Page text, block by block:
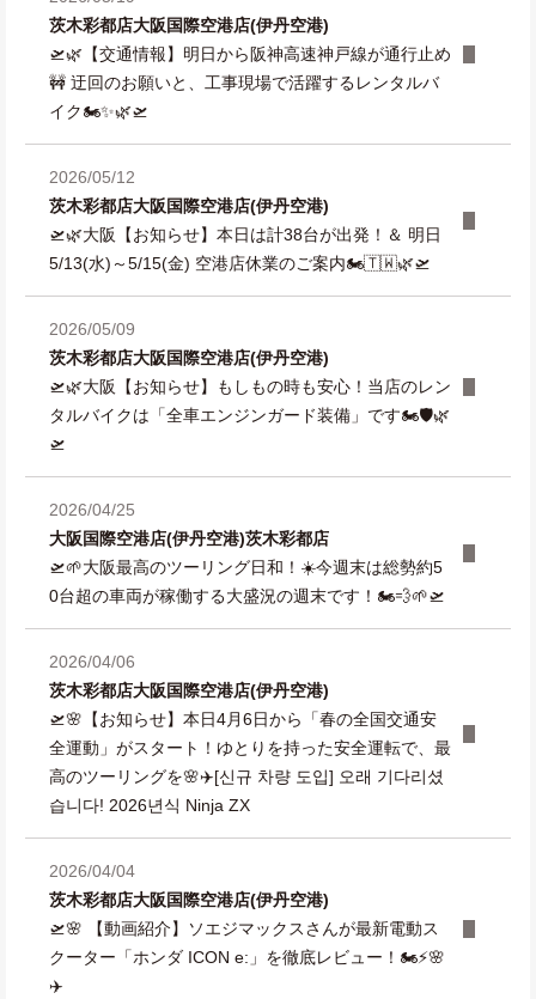
茨木彩都店大阪国際空港店(伊丹空港)
🛫🌿【交通情報】明日から阪神高速神戸線が通行止め
🚧 迂回のお願いと、工事現場で活躍するレンタルバ
イク🏍️✨🌿🛫
2026/05/12
茨木彩都店大阪国際空港店(伊丹空港)
🛫🌿大阪【お知らせ】本日は計38台が出発！＆ 明日
5/13(水)～5/15(金) 空港店休業のご案内🏍️🇹🇼🌿🛫
2026/05/09
茨木彩都店大阪国際空港店(伊丹空港)
🛫🌿大阪【お知らせ】もしもの時も安心！当店のレン
タルバイクは「全車エンジンガード装備」です🏍️🛡️🌿
🛫
2026/04/25
大阪国際空港店(伊丹空港)茨木彩都店
🛫🌱大阪最高のツーリング日和！☀️今週末は総勢約5
0台超の車両が稼働する大盛況の週末です！🏍️💨🌱🛫
2026/04/06
茨木彩都店大阪国際空港店(伊丹空港)
🛫🌸【お知らせ】本日4月6日から「春の全国交通安
全運動」がスタート！ゆとりを持った安全運転で、最
高のツーリングを🌸✈️[신규 차량 도입] 오래 기다리셨
습니다! 2026년식 Ninja ZX
2026/04/04
茨木彩都店大阪国際空港店(伊丹空港)
🛫🌸 【動画紹介】ソエジマックスさんが最新電動ス
クーター「ホンダ ICON e:」を徹底レビュー！🏍️⚡🌸
✈️